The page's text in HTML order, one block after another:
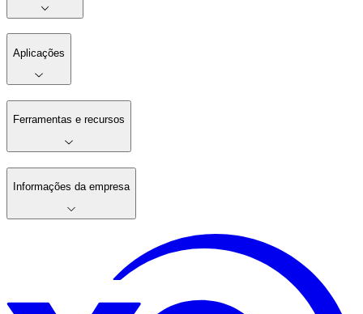
Aplicações
Ferramentas e recursos
Informações da empresa